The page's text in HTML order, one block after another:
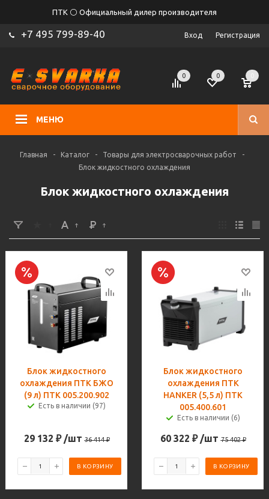
ПТК ⚪ Официальный дилер производителя
+7 495 799-89-40 Вход Регистрация
МЕНЮ
0 0
Главная - Каталог - Товары для электросварочных работ
-
Блок жидкостного охлаждения
Блок жидкостного охлаждения
Блок жидкостного
охлаждения ПТК БЖО
(9 л) ПТК 005.200.902
Есть в наличии (97)
29 132 ₽ /шт 36 414₽
В КОРЗИНУ
Блок жидкостного
охлаждения ПТК
HANKER (5,5 л) ПТК
005.400.601
Есть в наличии (6)
60 322 ₽ /шт 75 402₽
В КОРЗИНУ